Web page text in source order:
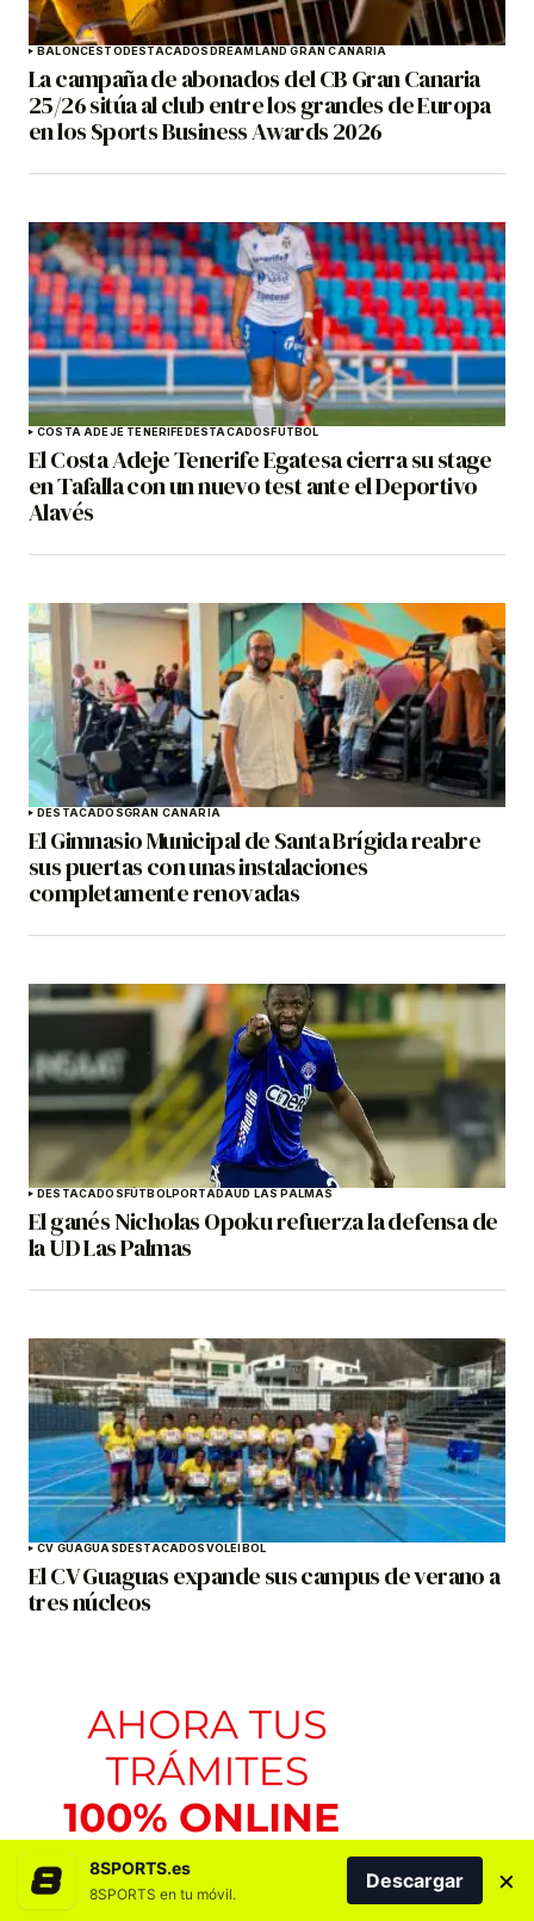
BALONCESTODESTACADOSDREAMLAND GRAN CANARIA
La campaña de abonados del CB Gran Canaria
25/26 sitúa al club entre los grandes de Europa
en los Sports Business Awards 2026
COSTA ADEJE TENERIFEDESTACADOSFÚTBOL
El Costa Adeje Tenerife Egatesa cierra su stage
en Tafalla con un nuevo test ante el Deportivo
Alavés
DESTACADOSGRAN CANARIA
El Gimnasio Municipal de Santa Brígida reabre
sus puertas con unas instalaciones
completamente renovadas
DESTACADOSFÚTBOLPORTADAUD LAS PALMAS
El ganés Nicholas Opoku refuerza la defensa de
la UD Las Palmas
CV GUAGUASDESTACADOSVOLEIBOL
El CV Guaguas expande sus campus de verano a
tres núcleos
8SPORTS.es
8SPORTS en tu móvil.
Descargar ×